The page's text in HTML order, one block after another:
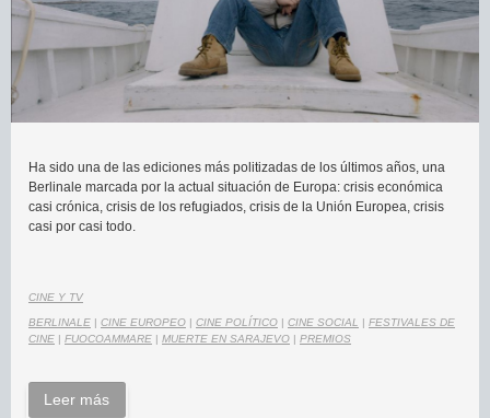
Ha sido una de las ediciones más politizadas de los últimos años, una
Berlinale marcada por la actual situación de Europa: crisis económica
casi crónica, crisis de los refugiados, crisis de la Unión Europea, crisis
casi por casi todo.
CINE Y TV
BERLINALE | CINE EUROPEO | CINE POLÍTICO | CINE SOCIAL | FESTIVALES DE
CINE | FUOCOAMMARE | MUERTE EN SARAJEVO | PREMIOS
Leer más